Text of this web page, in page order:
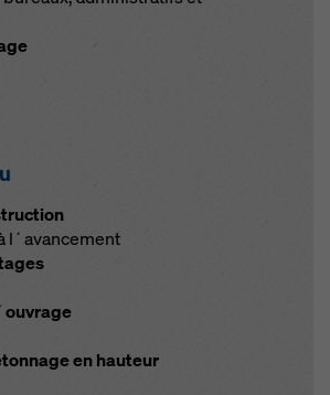
l´avancement
en hauteur